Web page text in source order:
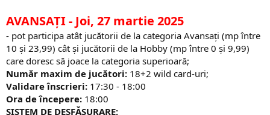
AVANSAȚI- Joi, 27 martie 2025
- pot participa atât jucătorii de la categoria Avansați (mp între
10 și 23,99) cât și jucătorii de la Hobby (mp între 0 și 9,99)
care doresc să joace la categoria superioară;
Număr maxim de jucători: 18+2 wild card-uri;
Validare înscrieri: 17:30 - 18:00
Ora de începere: 18:00
SISTEM DE DESFĂȘURARE: